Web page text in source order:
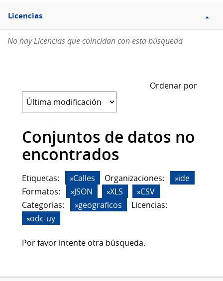
Filtro
Licencias
Licencias
No hay Licencias que coincidan con esta búsqueda
Ordenar por
Conjuntos de datos no
encontrados
Etiquetas: Calles Organizaciones:
ide
Formatos:
JSON XLS
CSV
Categorias:
geograficos
Licencias:
odc-uy
Por favor intente otra búsqueda.